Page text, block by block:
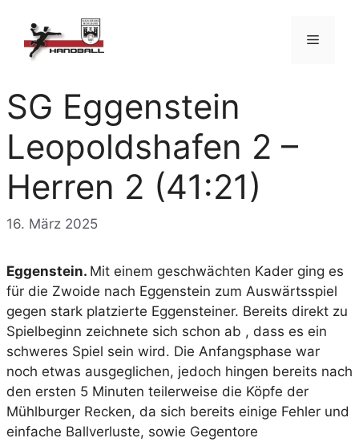
Inhalt
springen
Menü
SG Eggenstein
Leopoldshafen 2 –
Herren 2 (41:21)
16. März 2025
Eggenstein. Mit einem geschwächten Kader ging es
für die Zwoide nach Eggenstein zum Auswärtsspiel
gegen stark platzierte Eggensteiner. Bereits direkt zu
Spielbeginn zeichnete sich schon ab , dass es ein
schweres Spiel sein wird. Die Anfangsphase war
noch etwas ausgeglichen, jedoch hingen bereits nach
den ersten 5 Minuten teilerweise die Köpfe der
Mühlburger Recken, da sich bereits einige Fehler und
einfache Ballverluste, sowie Gegentore